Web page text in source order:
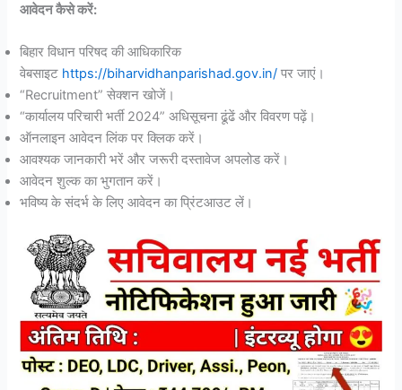
आवेदन कैसे करें:
बिहार विधान परिषद की आधिकारिक
वेबसाइट https://biharvidhanparishad.gov.in/ पर जाएं।
“Recruitment” सेक्शन खोजें।
“कार्यालय परिचारी भर्ती 2024” अधिसूचना ढूंढें और विवरण पढ़ें।
ऑनलाइन आवेदन लिंक पर क्लिक करें।
आवश्यक जानकारी भरें और जरूरी दस्तावेज अपलोड करें।
आवेदन शुल्क का भुगतान करें।
भविष्य के संदर्भ के लिए आवेदन का प्रिंटआउट लें।